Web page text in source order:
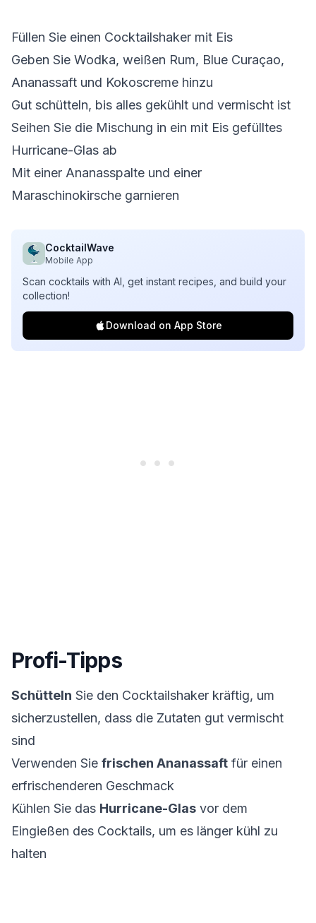
Füllen Sie einen Cocktailshaker mit Eis
Geben Sie Wodka, weißen Rum, Blue Curaçao,
Ananassaft und Kokoscreme hinzu
Gut schütteln, bis alles gekühlt und vermischt ist
Seihen Sie die Mischung in ein mit Eis gefülltes
Hurricane-Glas ab
Mit einer Ananasspalte und einer
Maraschinokirsche garnieren
CocktailWave
Mobile App
Scan cocktails with AI, get instant recipes, and build your
collection!
Download on App Store
Profi-Tipps
Schütteln Sie den Cocktailshaker kräftig, um
sicherzustellen, dass die Zutaten gut vermischt
sind
Verwenden Sie frischen Ananassaft für einen
erfrischenderen Geschmack
Kühlen Sie das Hurricane-Glas vor dem
Eingießen des Cocktails, um es länger kühl zu
halten